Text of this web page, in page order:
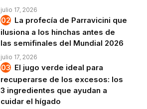
julio 17, 2026
La profecía de Parravicini que
ilusiona a los hinchas antes de
las semifinales del Mundial 2026
julio 17, 2026
El jugo verde ideal para
recuperarse de los excesos: los
3 ingredientes que ayudan a
cuidar el hígado